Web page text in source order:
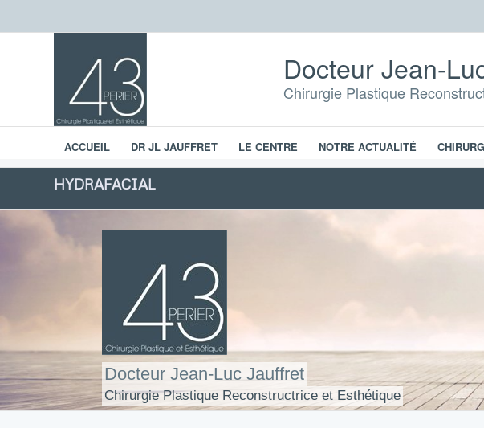
Docteur Jean-
Chirurgie Plastique
Chirurgie esthétique
ACCUEIL DR JL JAUFFRET LE CENTRE NOTRE ACTUALITÉ
HYDRAFACIAL
Docteur Jean-Luc Jauffret
Chirurgie Plastique Reconstructrice et Esthétique